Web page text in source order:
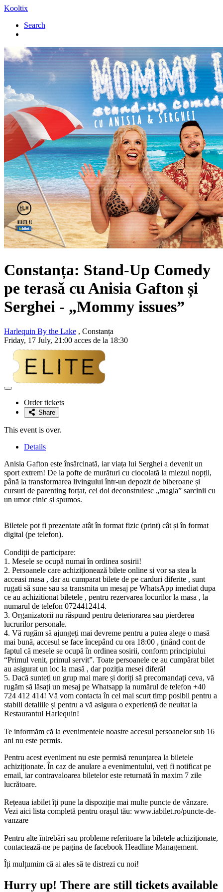
Kooltix
Search
Constanța: Stand-Up Comedy
pe terasă cuAnisia Gafton și
Serghei - „Mommy issues”
Harlequin By the Lake , Constanța
Friday, 17 July, 21:00 acces de la 18:30
Adaugă
favoriteOrder tickets
Share
This event is over.
Details
Anisia Gafton este însărcinată, iar viața lui Serghei a devenit un
sport extrem! De la pofte de murături cu ciocolată la miezul nopții,
până la transformarea livingului într-un depozit de biberoane și
cursuri de parenting forțat, cei doi deconstruiesc „magia” sarcinii cu
un umor cinic și spumos.
Biletele pot fi prezentate atât în format fizic (print) cât și în format
digital (pe telefon).
Condiții de participare:
1.⁠ ⁠Mesele se ocupă numai în ordinea sosirii!
2.⁠ ⁠Persoanele care achiziționează bilete online si vor sa stea la
acceasi masa , dar au cumparat bilete de pe carduri diferite , sunt
rugati să sune sau sa transmita un mesaj pe WhatsApp imediat dupa
ce au achizitionat biletele , pentru rezervarea locurilor la masa , la
numarul de telefon 0724412414.
3.⁠ ⁠Organizatorii nu răspund pentru deteriorarea sau pierderea
lucrurilor personale.
4.⁠ ⁠Vă rugăm să ajungeți mai devreme pentru a putea alege o masă
mai bună, accesul se face începând cu ora 18:00 , ținând cont de
faptul că mesele se ocupă în ordinea sosirii, conform principiului
“Primul venit, primul servit”. Toate persoanele ce au cumpărat bilet
au asigurat un loc la masă , dar poziția mesei diferă!
5.⁠ ⁠Dacă sunteți un grup mai mare și doriți să precomandați ceva, vă
rugăm să lăsați un mesaj pe Whatsapp la numărul de telefon +40
724 412 414! Vă vom contacta în cel mai scurt timp posibil pentru a
stabili detaliile și pentru a vă asigura o experiență de neuitat la
Restaurantul Harlequin!
Te informăm că la evenimentele noastre accesul persoanelor sub 16
ani nu este permis.
Pentru acest eveniment nu este permisă renunțarea la biletele
achiziționate. În caz de anulare a evenimentului, veți fi notificat pe
email, iar contravaloarea biletelor este returnată în maxim 7 zile
lucrătoare.
Rețeaua iabilet îți pune la dispoziție mai multe puncte de vânzare.
Vezi aici lista completă pentru orașul tău: www.iabilet.ro/puncte-de-
vanzare
Pentru alte întrebări sau probleme referitoare la biletele achiziționate,
contactează-ne pe pagina de facebook Headline Management.
Îți mulțumim că ai ales să te distrezi cu noi!
Hurry up! There are still tickets available